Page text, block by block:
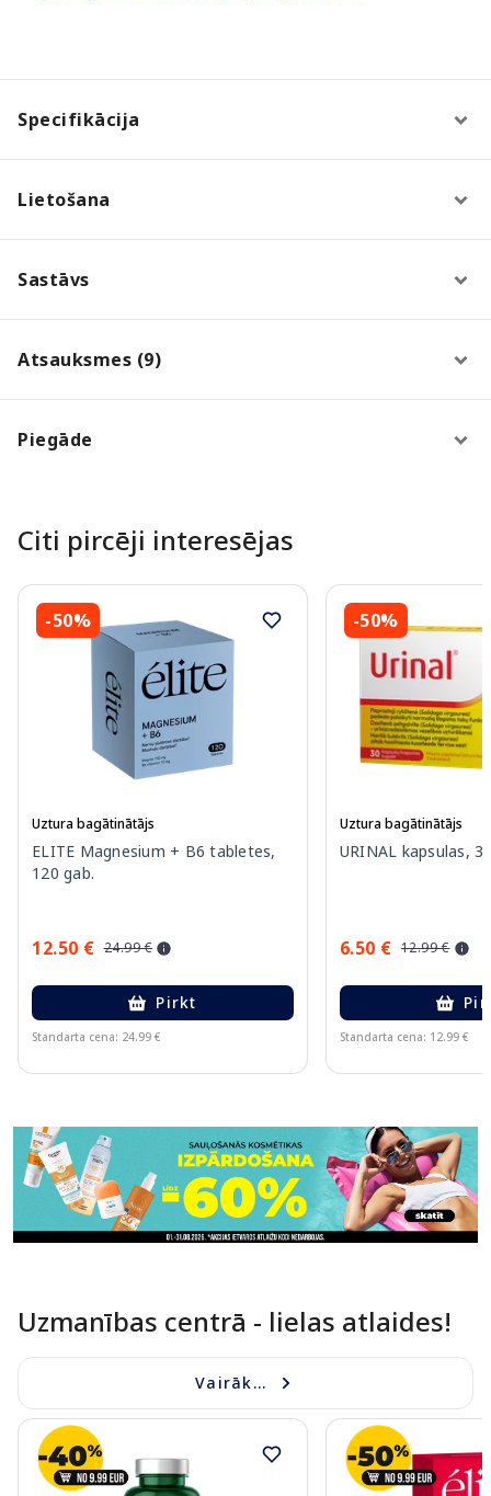
Specifikācija
Lietošana
Sastāvs
Atsauksmes (9)
Piegāde
Citi pircēji interesējas
-50%
Uztura bagātinātājs
ELITE Magnesium + B6 tabletes,
120 gab.
12.50 € 24.99 €
Pirkt
Standarta cena: 24.99 €
-50%
Uztura bagātinātājs
URINAL kapsulas,
6.50 € 12.99 €
Standarta cena: 12.99 €
Uzmanības centrā - lielas atlaides!
Vairāk...